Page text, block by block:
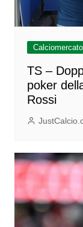
Calciomercato
TS –
poker
Rossi